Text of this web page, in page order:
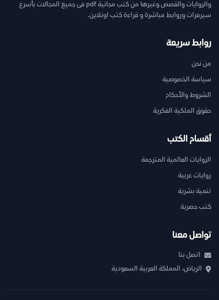
والروايات والقصص وغيرها من كتب مجانية pdf فى جميع المجالات بأسرع
سيرفرات وروابط مباشرة و قراءة كتب اونلاين.
روابط سريعة
من نحن
سياسة الخصوصية
الشروط والأحكام
حقوق الملكية الفكرية
أقسام الكتب
الروايات العالمية المترجمة
روايات عربية
تنمية بشرية
كتب حصرية
تواصل معنا
اتصل بنا
الرياض، المملكة العربية السعودية